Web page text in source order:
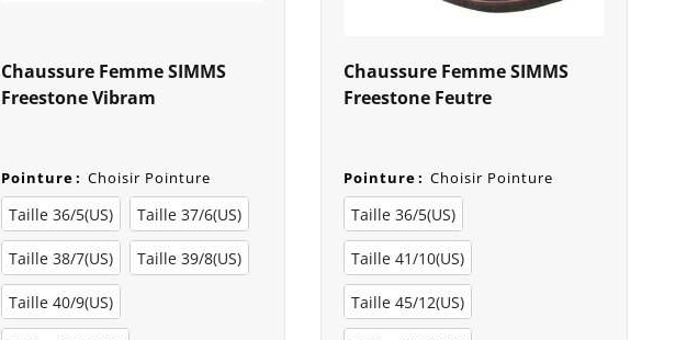
Chaussure Femme SIMMS
Freestone Vibram
Pointure: Choisir Pointure
Taille 36/5(US) Taille 37/6(US)
Taille 38/7(US) Taille 39/8(US)
Taille 40/9(US)
Chaussure Femme SIMMS
Freestone Feutre
Pointure: Choisir Pointure
Taille 36/5(US)
Taille 41/10(US)
Taille 45/12(US)